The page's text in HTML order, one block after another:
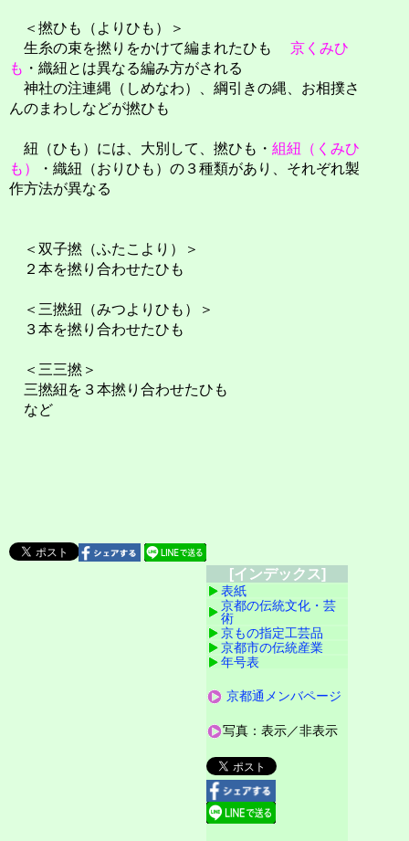
＜撚ひも（よりひも）＞
生糸の束を撚りをかけて編まれたひも 京くみひ
も ・織紐とは異なる編み方がされる
神社の注連縄（しめなわ）、綱引きの縄、お相撲さ
んのまわしなどが撚ひも
紐（ひも）には、大別して、撚ひも・ 組紐（くみひ
も）
・織紐（おりひも）の３種類があり、それぞれ製
作方法が異なる
＜双子撚（ふたこより）＞
２本を撚り合わせたひも
＜三撚紐（みつよりひも）＞
３本を撚り合わせたひも
＜三三撚＞
三撚紐を３本撚り合わせたひも
など
[インデックス]
表紙
京都の伝統文化・芸
術
京もの指定工芸品
京都市の伝統産業
年号表
京都通メンバページ
写真：表示／非表示